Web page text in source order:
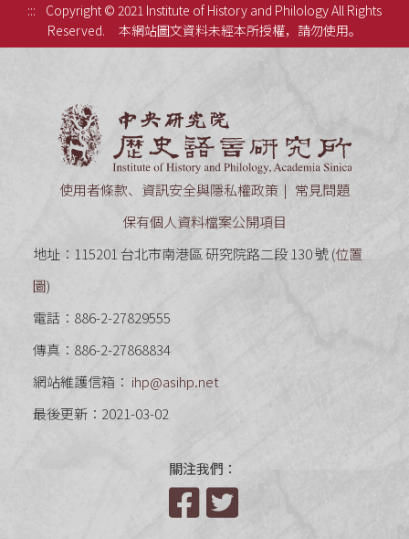
:::
Copyright © 2021 Institute of History and Philology All Rights
Reserved.
本網站圖文資料未經本所授權，請勿使用。
使用者條款、資訊安全與隱私權政策
常見問題
保有個人資料檔案公開項目
地址：115201 台北市南港區 研究院路二段 130 號 (位置
圖)
電話：886-2-27829555
傳真：886-2-27868834
網站維護信箱： ihp@asihp.net
最後更新：2021-03-02
關注我們：
Facebook